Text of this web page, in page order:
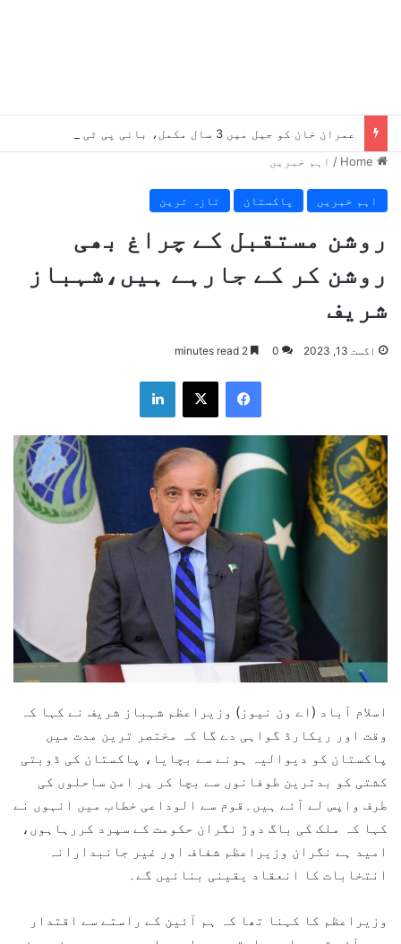
/ اہم خبریں
اہم خبریں پاکستان تازہ ترین
روشن مستقبل کے چراغ بھی
روشن کر کے جارہے ہیں،شہباز
شریف
اگست 13, 2023 0
اسلام آباد (اے ون نیوز) وزیراعظم شہباز شریف نے کہا کہ
وقت اور ریکارڈ گواہی دے گا کہ مختصر ترین مدت میں
پاکستان کو دیوالیہ ہونے سے بچایا، پاکستان کی ڈوبتی
کشتی کو بدترین طوفانوں سے بچا کر پر امن ساحلوں کی
طرف واپس لے آئے ہیں۔قوم سے الوداعی خطاب میں انہوں نے
کہا کہ ملک کی باگ دوڑ نگران حکومت کے سپرد کررہاہوں،
امید ہے نگران وزیراعظم شفاف اور غیر جانبدارانہ
انتخابات کا انعقاد یقینی بنائیں گے۔
وزیراعظم کا کہنا تھا کہ ہم آئین کے راستے سے اقتدار